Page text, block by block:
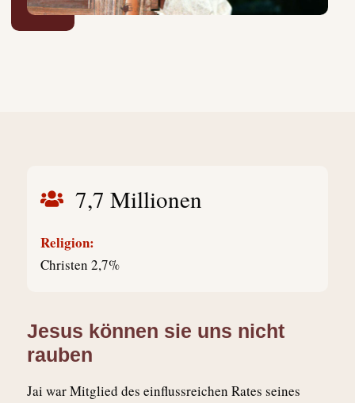
7,7 Millionen
Religion:
Christen 2,7%
Jesus können sie uns nicht
rauben
Jai war Mitglied des einflussreichen Rates seines